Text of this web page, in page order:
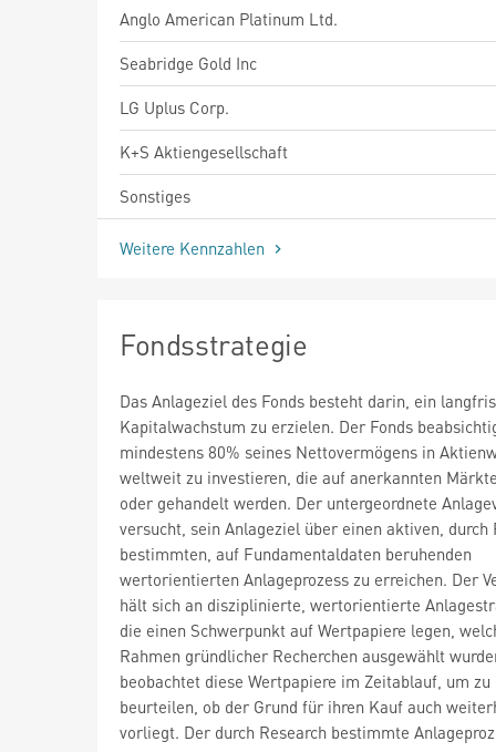
Anglo American Platinum Ltd.
Seabridge Gold Inc
LG Uplus Corp.
K+S Aktiengesellschaft
Sonstiges
Weitere Kennzahlen
Fondsstrategie
Das Anlageziel des Fonds besteht darin, ein
Kapitalwachstum zu erzielen. Der Fonds
mindestens 80% seines Nettovermögens in
weltweit zu investieren, die auf anerkannten
oder gehandelt werden. Der untergeordnete
versucht, sein Anlageziel über einen aktiven, durch
bestimmten, auf Fundamentaldaten beruhenden
wertorientierten Anlageprozess zu erreichen. Der
hält sich an disziplinierte, wertorientierte
die einen Schwerpunkt auf Wertpapiere legen,
Rahmen gründlicher Recherchen ausgewählt
beobachtet diese Wertpapiere im Zeitablauf, um zu
beurteilen, ob der Grund für ihren Kauf auch
vorliegt. Der durch Research bestimmte